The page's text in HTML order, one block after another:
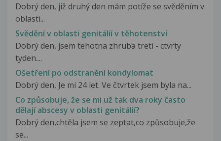
Dobrý den, již druhý den mám potíže se svěděním v
oblasti...
Svědění v oblasti genitálíí v těhotenství
Dobrý den, jsem tehotna zhruba treti - ctvrty
tyden....
Ošetření po odstranění kondylomat
Dobrý den, Je mi 24 let. Ve čtvrtek jsem byla na...
Co způsobuje, že se mi už tak dva roky často
dělají abscesy v oblasti genitálií?
Dobrý den,chtěla jsem se zeptat,co způsobuje,že
se...